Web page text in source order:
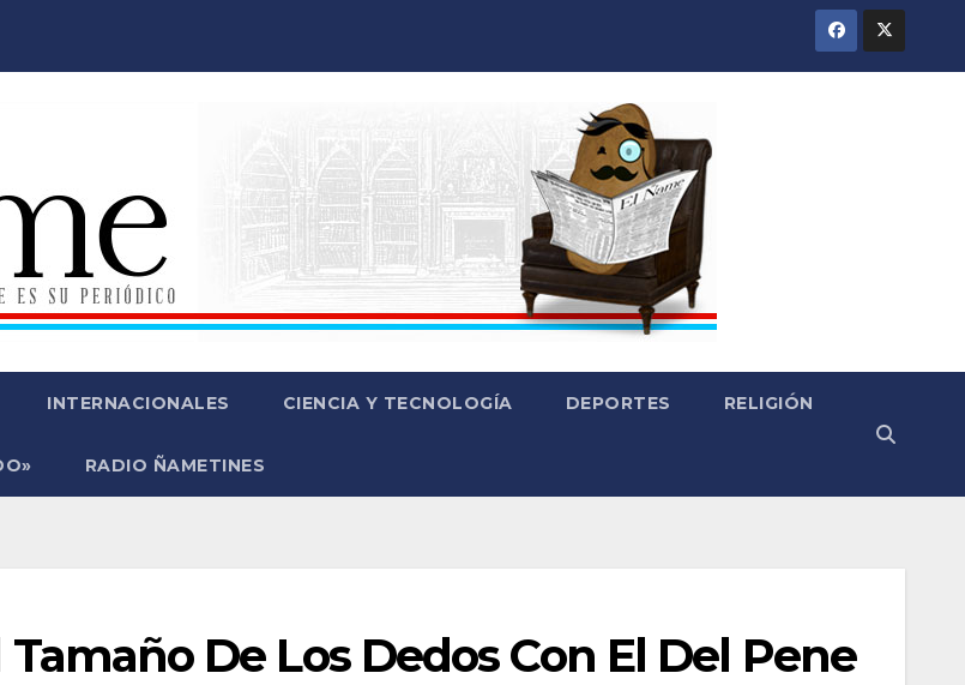
INTERNACIONALES CIENCIA Y TECNOLOGÍA DEPORTES RELIGIÓN
RADIO ÑAMETINES
De Los Dedos Con El Del Pene